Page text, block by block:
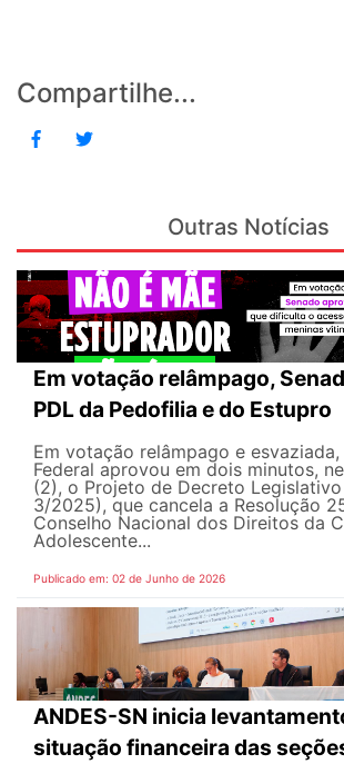
Compartilhe...
Outras Notícias
Em votação relâmpago,
PDL da Pedofilia e do Estupro
Em votação relâmpago e esvaziada,
Federal aprovou em dois minutos,
(2), o Projeto de Decreto
3/2025), que cancela a Resolução
Conselho Nacional dos Direitos da
Adolescente...
Publicado em: 02 de Junho de 2026
ANDES-SN inicia
situação financeira das